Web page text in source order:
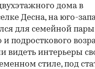
дома в
Десна, на юго-
для семейной
подросткового
видеть интерьеры
стиле, под